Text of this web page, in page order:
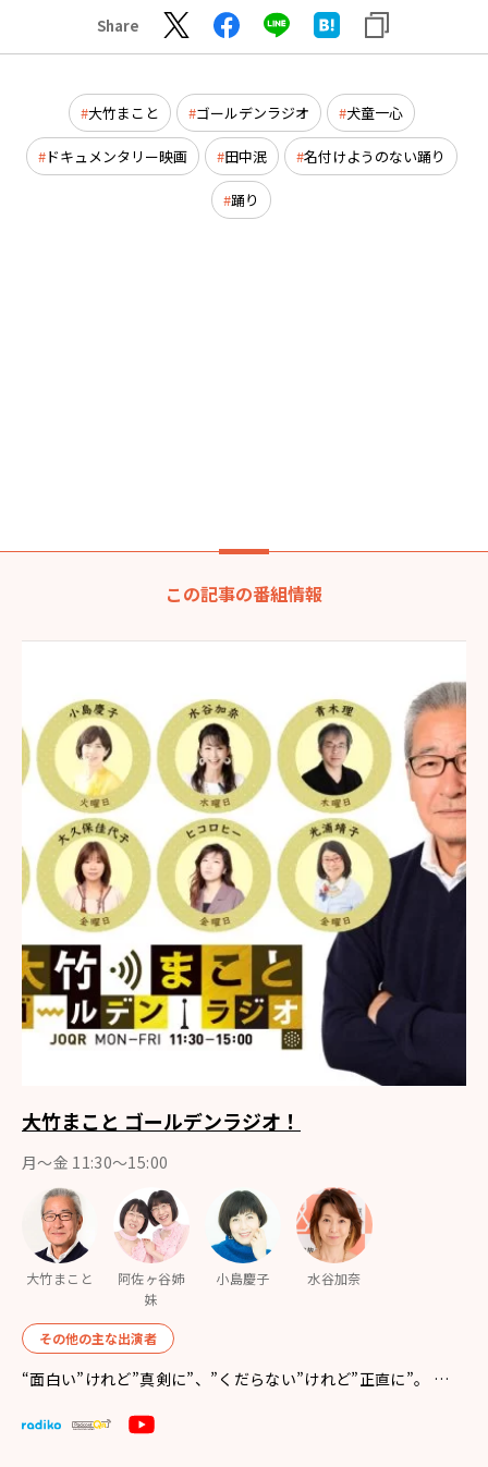
Share
大竹まこと ゴールデンラジオ 犬童一心
ドキュメンタリー映画 田中泯 名付けようのない踊り
踊り
この記事の番組情報
大竹まこと ゴールデンラジオ！
月〜金 11:30～15:00
大竹まこと
阿佐ヶ谷姉
妹
小島慶子 水谷加奈
その他の主な出演者
“面白い”けれど”真剣に”、”くだらない”けれど”正直に”。 …